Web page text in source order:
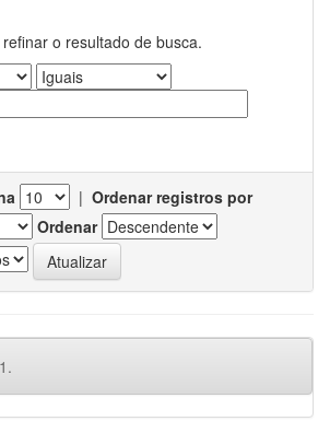
o resultado de busca.
| Ordenar registros por
Ordenar